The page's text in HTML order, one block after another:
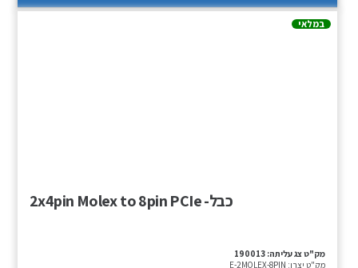
במלאי
כבל- 2x4pin Molex to 8pin PCIe
מק"ט צג עליתה: 190013
מק"ט יצרן: E-2MOLEX-8PIN